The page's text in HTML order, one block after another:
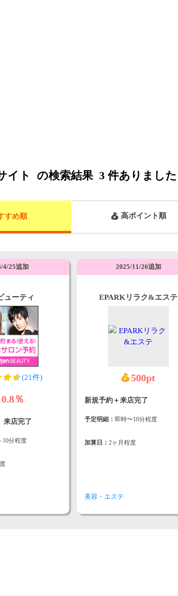
イト の検索結果 3 件ありました
すめ順 高ポイント順
4/25追加
ューティ
(21件)
0.8％
来店完了
10分程度
2025/11/26追加
EPARKリラク&エステ
500pt
新規予約＋来店完了
予定明細： 即時〜10分程度
加算日：2ヶ月程度
美容・エステ